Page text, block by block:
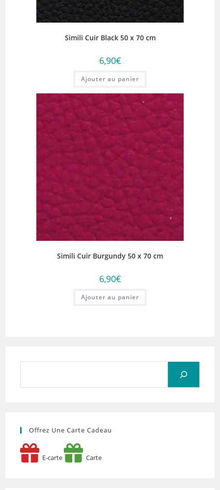
Simili Cuir Black 50 x 70 cm
6,90€
Ajouter au panier
Simili Cuir Burgundy 50 x 70 cm
6,90€
Ajouter au panier
Offrez Une Carte Cadeau
E-carte Carte